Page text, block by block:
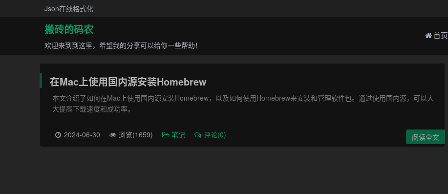
Json在线格式化
搬砖的码农
欢迎来到到这里，希望我的分享可以给你一些帮助！
首页
在Mac上使用国内源安装Homebrew
本文介绍了如何在Mac上使用国内源安装Homebrew，以及如何使用Homebrew来安装和管理软件包。通过使用国内源，可以大
大提高下载速度和成功率。
2024-06-30 浏览(1659) 笔记 评论(0) 阅读全文